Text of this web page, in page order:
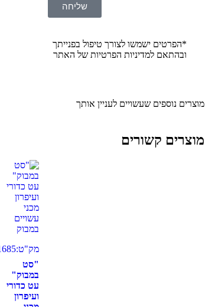
שליחה
*הפרטים ישמשו לצורך טיפול בפנייתך
ובהתאם למדיניות הפרטיות של האתר
מוצרים נוספים שעשויים לעניין אותך
מוצרים קשורים
מק"ט:1685
"סט
במבוק"
עט כדורי
ועיפרון